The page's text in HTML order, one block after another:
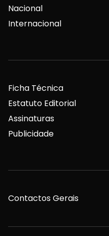
Nacional
Internacional
Ficha Técnica
Estatuto Editorial
Assinaturas
Publicidade
Contactos Gerais